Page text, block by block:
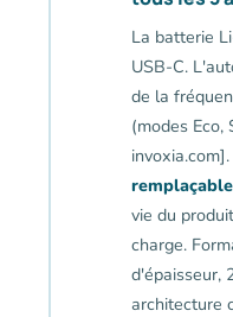
La batterie
USB-C.
de la
(modes Eco,
remplaçable
vie du
charge.
d'épaisseur,
architecture